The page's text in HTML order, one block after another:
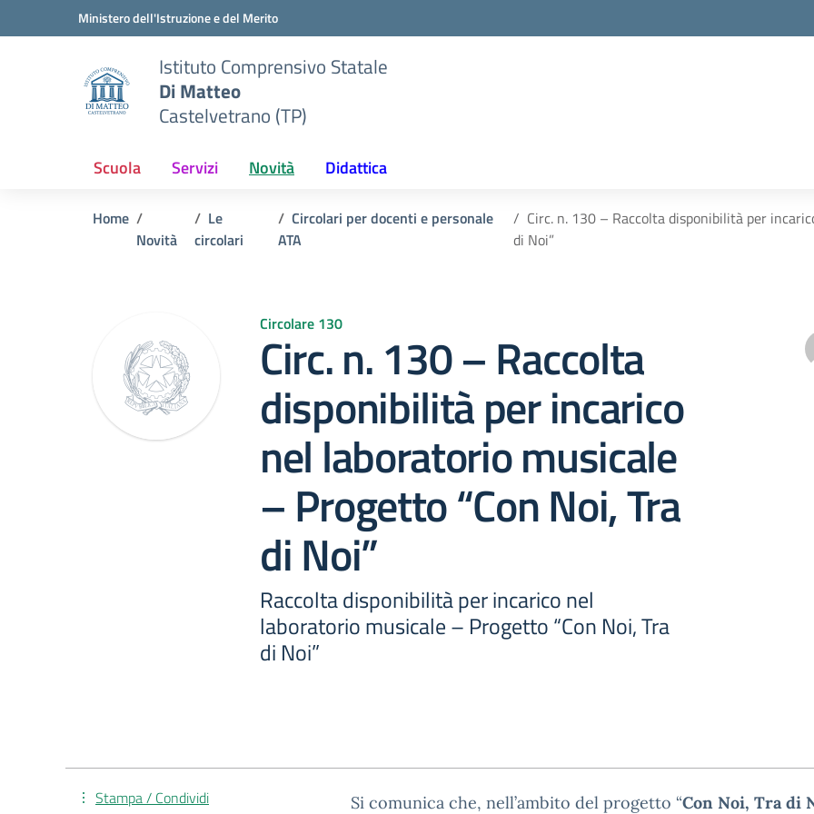
Vai ai contenuti
Vai al menu di navigazioneMinistero dell'Istruzione e del Merito
Istituto Comprensivo Statale
Di Matteo
Castelvetrano (TP)
Scuola Servizi Novità Didattica
Home
Novità
Le
circolari
Circolari per docenti e personale
ATA
Circ. n. 130 – Raccolta disponibilità per
di Noi”
Circolare 130
Circ. n. 130 – Raccolta
disponibilità per incarico
nel laboratorio musicale
– Progetto “Con Noi, Tra
di Noi”
Raccolta disponibilità per incarico nel
laboratorio musicale – Progetto “Con Noi, Tra
di Noi”
Si comunica che, nell’ambito del progetto “Con Noi, Tra di
Stampa / Condividi